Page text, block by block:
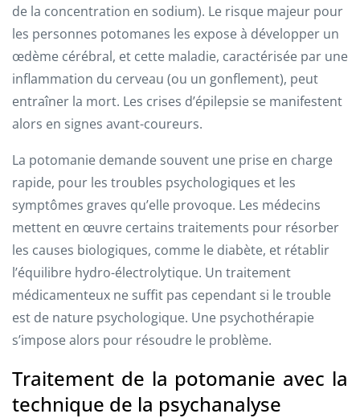
de la concentration en sodium). Le risque majeur pour
les personnes potomanes les expose à développer un
œdème cérébral, et cette maladie, caractérisée par une
inflammation du cerveau (ou un gonflement), peut
entraîner la mort. Les crises d’épilepsie se manifestent
alors en signes avant-coureurs.
La potomanie demande souvent une prise en charge
rapide, pour les troubles psychologiques et les
symptômes graves qu’elle provoque. Les médecins
mettent en œuvre certains traitements pour résorber
les causes biologiques, comme le diabète, et rétablir
l’équilibre hydro-électrolytique. Un traitement
médicamenteux ne suffit pas cependant si le trouble
est de nature psychologique. Une psychothérapie
s’impose alors pour résoudre le problème.
Traitement de la potomanie avec la
technique de la psychanalyse